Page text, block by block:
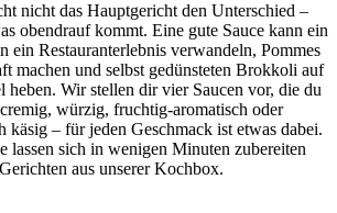
nicht das Hauptgericht den Unterschied –
obendrauf kommt. Eine gute Sauce kann ein
ein Restauranterlebnis verwandeln, Pommes
machen und selbst gedünsteten Brokkoli auf
heben. Wir stellen dir vier Saucen vor, die du
würzig, fruchtig-aromatisch oder
käsig – für jeden Geschmack ist etwas dabei.
lassen sich in wenigen Minuten zubereiten
aus unserer Kochbox.